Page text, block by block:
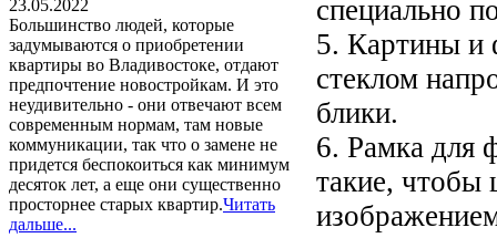
23.05.2022
Большинство людей, которые
задумываются о приобретении
квартиры во Владивостоке, отдают
предпочтение новостройкам. И это
неудивительно - они отвечают всем
современным нормам, там новые
коммуникации, так что о замене не
придется беспокоиться как минимум
десяток лет, а еще они существенно
просторнее старых квартир.Читать
дальше...
специально
5. Картины и
стеклом
блики.
6. Рамка для
такие, чтобы